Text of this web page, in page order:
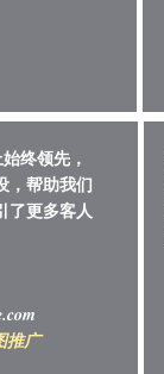
终领先，
，帮助我们
了更多客人
推广